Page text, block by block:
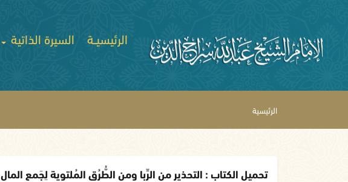
الرئيسيــة السيرة الذاتية
الرئيسية
تحميل الكتاب : التحذير من الرِّبا ومن الطُّرُق المُلتوية لِجَمع المال